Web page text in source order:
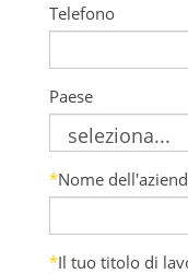
Telefono
Paese
*Nome
*Il tuo titolo di